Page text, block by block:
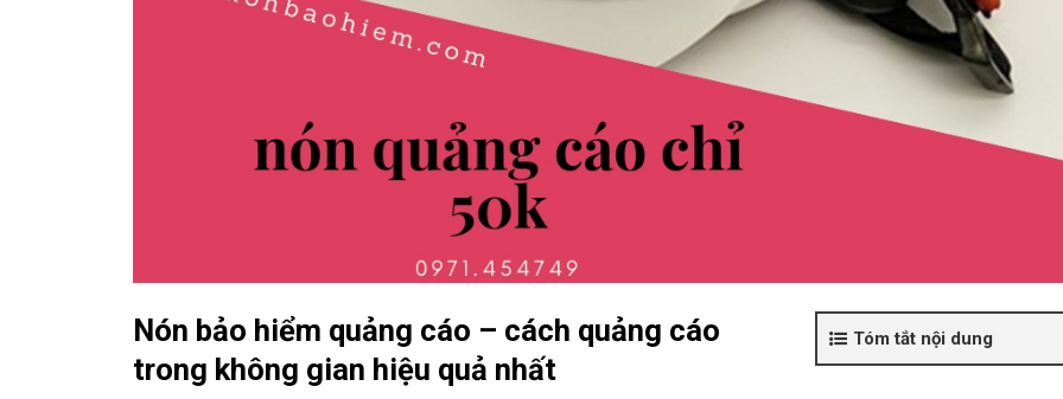
Tóm tắt nội dung
Nón bảo hiểm quảng cáo – cách quảng cáo
trong không gian hiệu quả nhất